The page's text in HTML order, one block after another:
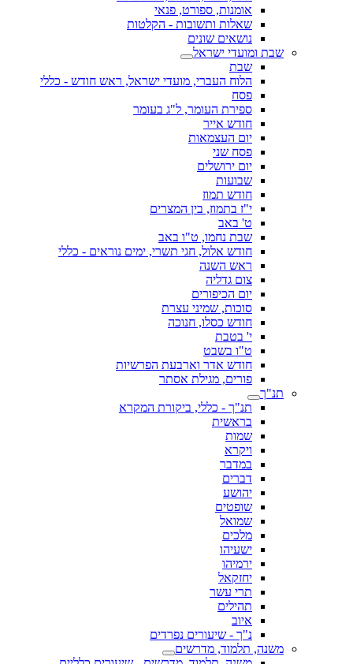
אומנות, ספורט, פנאי
שאלות ותשובות - הקלטות
נושאים שונים
שבת ומועדי ישראל
שבת
הלוח העברי, מועדי ישראל, ראש חודש - כללי
פסח
ספירת העומר, ל"ג בעומר
חודש אייר
יום העצמאות
פסח שני
יום ירושלים
שבועות
חודש תמוז
י"ז בתמוז, בין המצרים
ט' באב
שבת נחמו, ט"ו באב
חודש אלול, חגי תשרי, ימים נוראים - כללי
ראש השנה
צום גדליה
יום הכיפורים
סוכות, שמיני עצרת
חודש כסלו, חנוכה
י' בטבת
ט"ו בשבט
חודש אדר וארבעת הפרשיות
פורים, מגילת אסתר
תנ"ך
תנ"ך - כללי, ביקורת המקרא
בראשית
שמות
ויקרא
במדבר
דברים
יהושע
שופטים
שמואל
מלכים
ישעיהו
ירמיהו
יחזקאל
תרי עשר
תהילים
איוב
נ"ך - שיעורים נפרדים
משנה, תלמוד, מדרשים